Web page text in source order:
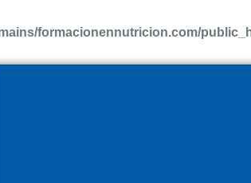
formacionennutricion.com/